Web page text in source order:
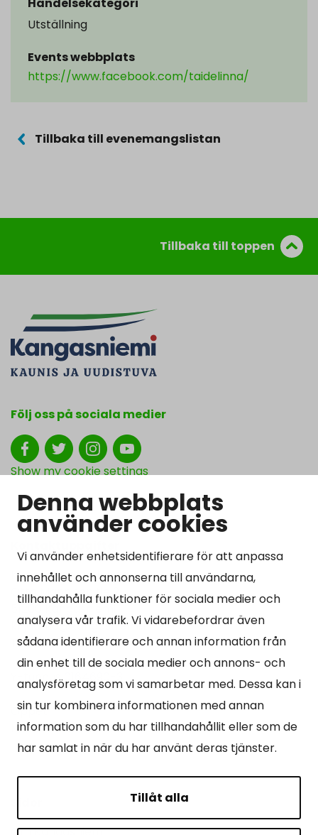
Denna webbplats
använder cookies
Vi använder enhetsidentifierare för att anpassa
innehållet och annonserna till användarna,
tillhandahålla funktioner för sociala medier och
analysera vår trafik. Vi vidarebefordrar även
sådana identifierare och annan information från
din enhet till de sociala medier och annons- och
analysföretag som vi samarbetar med. Dessa kan i
sin tur kombinera informationen med annan
information som du har tillhandahållit eller som de
har samlat in när du har använt deras tjänster.
Tillåt alla
Utställning
Events webbplats
https://www.facebook.com/taidelinna/
Tillbaka till evenemangslistan
Tillbaka till toppen
Följ oss på sociala medier
Show my cookie settings
Kangasniemen kunta
Otto Mannisen tie 2
kirjaamo@kangasniemi.fi
Tel. 040 719 9370
Y-tunnus 0164690-3
Öppet
Mån -fre 9-15.